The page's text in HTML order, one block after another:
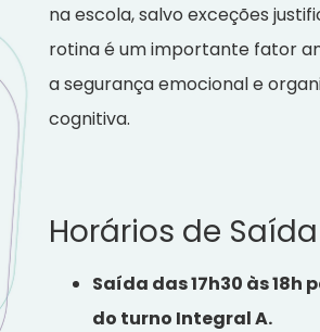
na escola, salvo exceções
rotina é um importante fator
a segurança emocional e
cognitiva.
Horários de Saída
Saída das 17h30 às 18h
do turno Integral A.